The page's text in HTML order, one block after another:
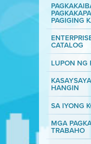
PAGIGING
CATALOG
LUPON NG
HANGIN
SA IYONG
MGA
TRABAHO